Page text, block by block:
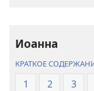
Иоанна
КРАТКОЕ
1 2 3